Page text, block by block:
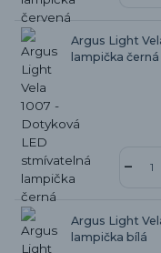
Argus Light
lampička černá
Argus Light
lampička bílá